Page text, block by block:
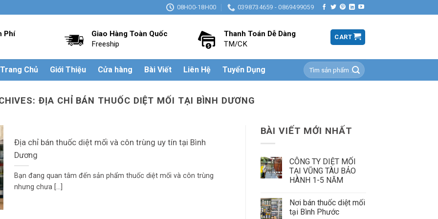
08H00-18H00 0398734659 - 0869499059
Phí
Giao Hàng Toàn Quốc
Freeship
Thanh Toán Dễ Dàng
TM/CK
CART
Trang Chủ Giới Thiệu Cửa hàng Bài Viết Liên Hệ Tuyển Dụng
Search
for:
ĐỊA CHỈ BÁN THUỐC DIỆT MỐI TẠI BÌNH DƯƠNG
Địa chỉ bán thuốc diệt mối và côn trùng uy tín tại Bình
Dương
Bạn đang quan tâm đến sản phẩm thuốc diệt mối và côn trùng
nhưng chưa [...]
BÀI VIẾT MỚI NHẤT
CÔNG TY DIỆT MỐI
TẠI VŨNG TÀU BẢO
HÀNH 1-5 NĂM
Nơi bán thuốc diệt mối
tại Bình Phước